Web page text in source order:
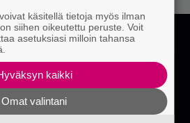
käsitellä tietoja myös ilman
siihen oikeutettu peruste. Voit
asetuksiasi milloin tahansa
kaikki
Omat valintani